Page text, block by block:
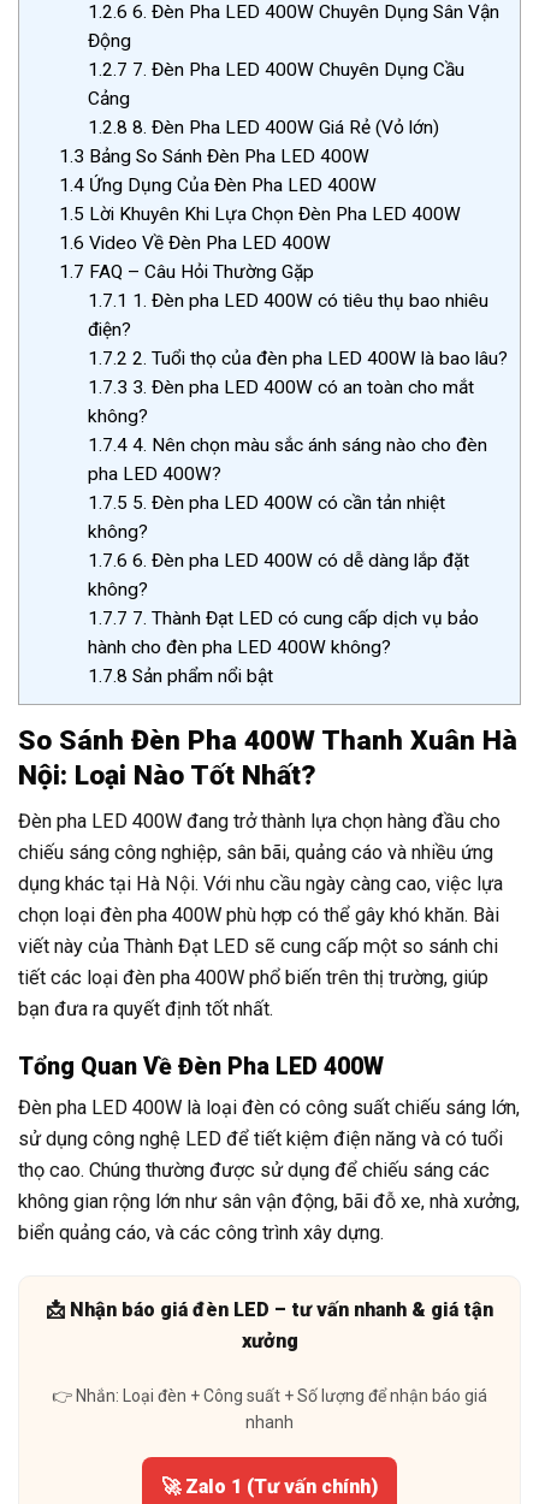
1.2.6 6. Đèn Pha LED 400W Chuyên Dụng Sân Vận
Động
1.2.7 7. Đèn Pha LED 400W Chuyên Dụng Cầu
Cảng
1.2.8 8. Đèn Pha LED 400W Giá Rẻ (Vỏ lớn)
1.3 Bảng So Sánh Đèn Pha LED 400W
1.4 Ứng Dụng Của Đèn Pha LED 400W
1.5 Lời Khuyên Khi Lựa Chọn Đèn Pha LED 400W
1.6 Video Về Đèn Pha LED 400W
1.7 FAQ – Câu Hỏi Thường Gặp
1.7.1 1. Đèn pha LED 400W có tiêu thụ bao nhiêu
điện?
1.7.2 2. Tuổi thọ của đèn pha LED 400W là bao lâu?
1.7.3 3. Đèn pha LED 400W có an toàn cho mắt
không?
1.7.44. Nên chọn màu sắc ánh sáng nào cho đèn
pha LED 400W?
1.7.5 5. Đèn pha LED 400W có cần tản nhiệt
không?
1.7.6 6. Đèn pha LED 400W có dễ dàng lắp đặt
không?
1.7.7 7. Thành Đạt LED có cung cấp dịch vụ bảo
hành cho đèn pha LED 400W không?
1.7.8 Sản phẩm nổi bật
So Sánh Đèn Pha 400W Thanh Xuân Hà
Nội: Loại Nào Tốt Nhất?
Đèn pha LED 400W đang trở thành lựa chọn hàng đầu cho
chiếu sáng công nghiệp, sân bãi, quảng cáo và nhiều ứng
dụng khác tại Hà Nội. Với nhu cầu ngày càng cao, việc lựa
chọn loại đèn pha 400W phù hợp có thể gây khó khăn. Bài
viết này của Thành Đạt LED sẽ cung cấp một so sánh chi
tiết các loại đèn pha 400W phổ biến trên thị trường, giúp
bạn đưa ra quyết định tốt nhất.
Tổng Quan Về Đèn Pha LED 400W
Đèn pha LED 400W là loại đèn có công suất chiếu sáng lớn,
sử dụng công nghệ LED để tiết kiệm điện năng và có tuổi
thọ cao. Chúng thường được sử dụng để chiếu sáng các
không gian rộng lớn như sân vận động, bãi đỗ xe, nhà xưởng,
biển quảng cáo, và các công trình xây dựng.
📩 Nhận báo giá đèn LED – tư vấn nhanh & giá tận
xưởng
👉 Nhắn: Loại đèn + Công suất + Số lượng để nhận báo giá
nhanh
🚀 Zalo 1 (Tư vấn chính)